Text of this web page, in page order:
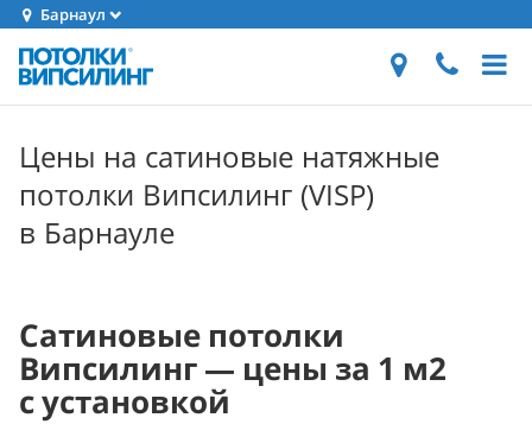
Барнаул
Цены на сатиновые натяжные
потолки Випсилинг (VISP)
в Барнауле
Сатиновые потолки
Випсилинг — цены за 1 м2
с установкой